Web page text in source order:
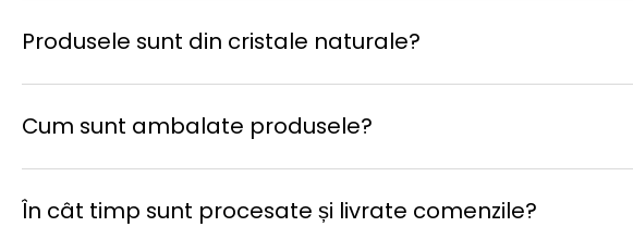
Produsele sunt din cristale naturale?
Cum sunt ambalate produsele?
În cât timp sunt procesate și livrate comenzile?